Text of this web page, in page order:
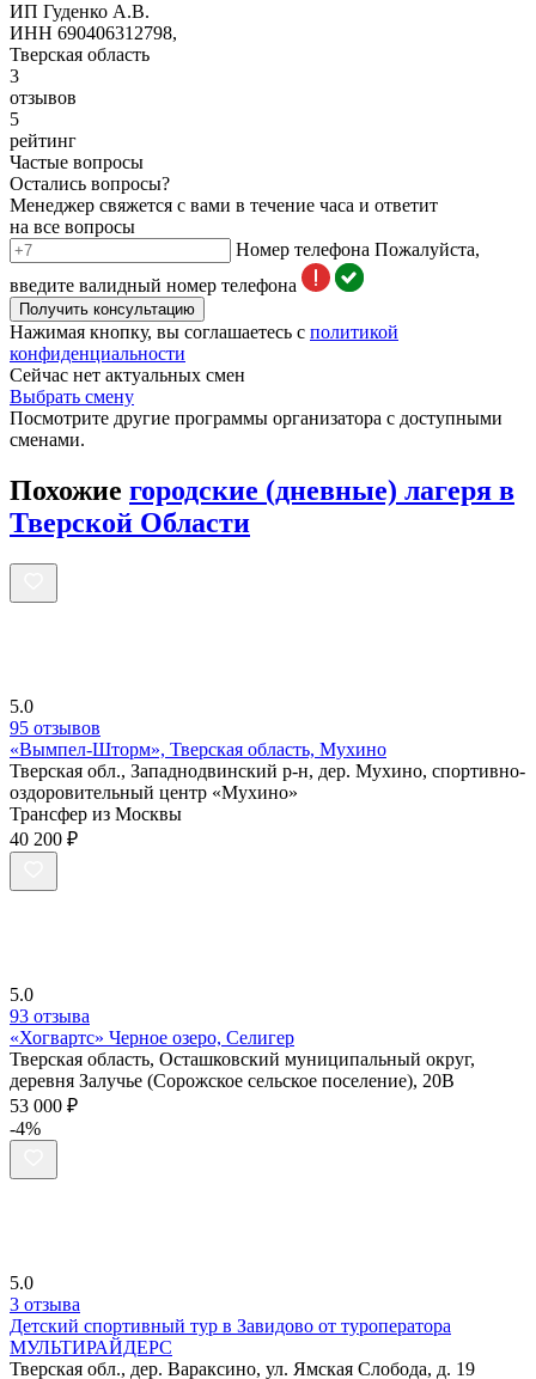
ИП Гуденко А.В.
ИНН 690406312798,
Тверская область
3
отзывов
5
рейтинг
Частые вопросы
Остались вопросы?
Менеджер свяжется с вами в течение часа и ответит
на все вопросы
Номер телефона Пожалуйста,
введите валидный номер телефона
Получить консультацию
Нажимая кнопку, вы соглашаетесь с политикой
конфиденциальности
Сейчас нет актуальных смен
Выбрать смену
Посмотрите другие программы организатора с доступными
сменами.
Похожие городские (дневные) лагеря в
Тверской Области
5.0
95 отзывов
«Вымпел-Шторм», Тверская область, Мухино
Тверская обл., Западнодвинский р-н, дер. Мухино, спортивно-
оздоровительный центр «Мухино»
Трансфер из Москвы
40 200 ₽
5.0
93 отзыва
«Хогвартс» Черное озеро, Селигер
Тверская область, Осташковский муниципальный округ,
деревня Залучье (Сорожское сельское поселение), 20В
53 000 ₽
-4%
5.0
3 отзыва
Детский спортивный тур в Завидово от туроператора
МУЛЬТИРАЙДЕРС
Тверская обл., дер. Вараксино, ул. Ямская Слобода, д. 19